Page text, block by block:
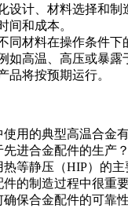
设计、材料选择和制
间和成本。
同材料在操作条件下
如高温、高压或暴露
品将按预期运行。
用的典型高温合金
进合金配件的生产？
等静压（HIP）的主
的制造过程中很重
保合金配件的可靠